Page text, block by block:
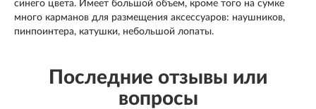
синего цвета. Имеет большой объем, кроме того на сумке
много карманов для размещения аксессуаров: наушников,
пинпоинтера, катушки, небольшой лопаты.
Последние отзывы или
вопросы